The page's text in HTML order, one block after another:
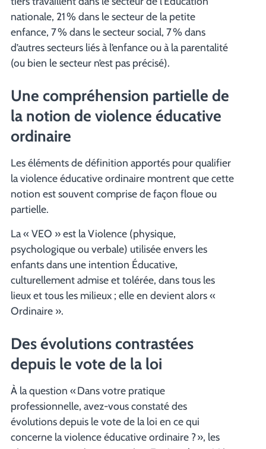
nationale, 21 % dans le secteur de la petite
enfance, 7 % dans le secteur social, 7 % dans
d’autres secteurs liés à l’enfance ou à la parentalité
(ou bien le secteur n’est pas précisé).
Une compréhension partielle de
la notion de violence éducative
ordinaire
Les éléments de définition apportés pour qualifier
la violence éducative ordinaire montrent que cette
notion est souvent comprise de façon floue ou
partielle.
La « VEO » est la Violence (physique,
psychologique ou verbale) utilisée envers les
enfants dans une intention Éducative,
culturellement admise et tolérée, dans tous les
lieux et tous les milieux ; elle en devient alors «
Ordinaire ».
Des évolutions contrastées
depuis le vote de la loi
À la question « Dans votre pratique
professionnelle, avez-vous constaté des
évolutions depuis le vote de la loi en ce qui
concerne la violence éducative ordinaire ? », les